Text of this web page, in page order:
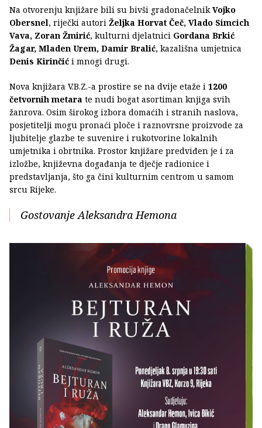
Na otvorenju knjižare bili su bivši gradonačelnik Vojko
Obersnel, riječki autori Željka Horvat Čeč, Vlado Simcich
Vava, Zoran Žmirić, kulturni djelatnici Gordana Brkić
Žagar, Mladen Urem, Damir Bralić, kazališna umjetnica
Denis Kirinčić i mnogi drugi.
Nova knjižara V.B.Z.-a prostire se na dvije etaže i 1200
četvornih metara te nudi bogat asortiman knjiga svih
žanrova. Osim širokog izbora domaćih i stranih naslova,
posjetitelji mogu pronaći ploče i raznovrsne proizvode za
ljubitelje glazbe te suvenire i rukotvorine lokalnih
umjetnika i obrtnika. Prostor knjižare predviđen je i za
izložbe, književna događanja te dječje radionice i
predstavljanja, što ga čini kulturnim centrom u samom
srcu Rijeke.
Gostovanje Aleksandra Hemona